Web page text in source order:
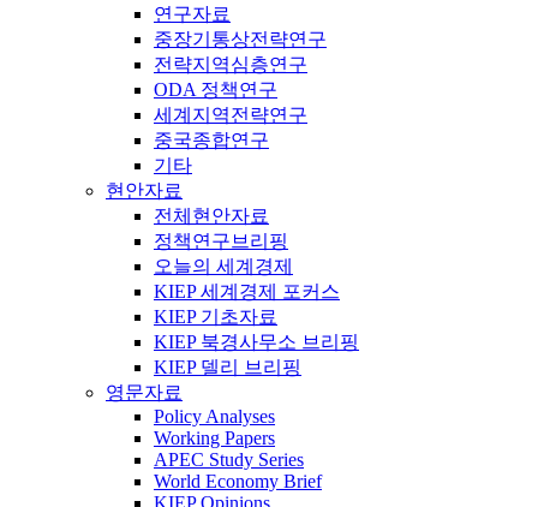
연구자료
중장기통상전략연구
전략지역심층연구
ODA 정책연구
세계지역전략연구
중국종합연구
기타
현안자료
전체현안자료
정책연구브리핑
오늘의 세계경제
KIEP 세계경제 포커스
KIEP 기초자료
KIEP 북경사무소 브리핑
KIEP 델리 브리핑
영문자료
Policy Analyses
Working Papers
APEC Study Series
World Economy Brief
KIEP Opinions